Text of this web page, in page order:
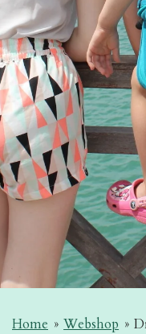
Home » Webshop »